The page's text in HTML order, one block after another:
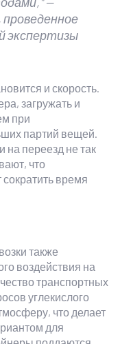
экспертизы
и скорость.
загружать и
при
партий вещей.
на переезд не так
что
время
также
воздействия на
транспортных
углекислого
что делает
для